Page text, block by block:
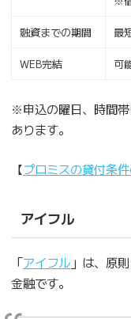
融資までの期間 最
WEB完結 可
※申込の曜日、時間
あります。
【プロミスの貸付条
アイフル
「アイフル」は、原
金融です。